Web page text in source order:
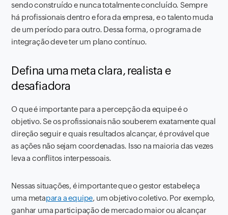
sendo construído e nunca totalmente concluído. Sempre
há profissionais dentro e fora da empresa, e o talento muda
de um período para outro. Dessa forma, o programa de
integração deve ter um plano contínuo.
Defina uma meta clara, realista e
desafiadora
O que é importante para a percepção da equipe é o
objetivo. Se os profissionais não souberem exatamente qual
direção seguir e quais resultados alcançar, é provável que
as ações não sejam coordenadas. Isso na maioria das vezes
leva a conflitos interpessoais.
Nessas situações, é importante que o gestor estabeleça
uma metapara a equipe, um objetivo coletivo. Por exemplo,
ganhar uma participação de mercado maior ou alcançar